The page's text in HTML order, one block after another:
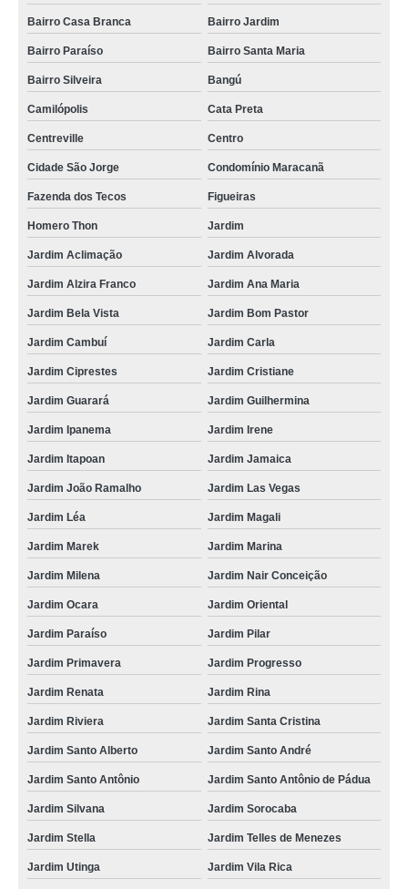
Bairro Casa Branca Bairro Jardim
Bairro Paraíso Bairro Santa Maria
Bairro Silveira Bangú
Camilópolis Cata Preta
Centreville Centro
Cidade São Jorge Condomínio Maracanã
Fazenda dos Tecos Figueiras
Homero Thon Jardim
Jardim Aclimação Jardim Alvorada
Jardim Alzira Franco Jardim Ana Maria
Jardim Bela Vista Jardim Bom Pastor
Jardim Cambuí Jardim Carla
Jardim Ciprestes Jardim Cristiane
Jardim Guarará Jardim Guilhermina
Jardim Ipanema Jardim Irene
Jardim Itapoan Jardim Jamaica
Jardim João Ramalho Jardim Las Vegas
Jardim Léa Jardim Magali
Jardim Marek Jardim Marina
Jardim Milena Jardim Nair Conceição
Jardim Ocara Jardim Oriental
Jardim Paraíso Jardim Pilar
Jardim Primavera Jardim Progresso
Jardim Renata Jardim Rina
Jardim Riviera Jardim Santa Cristina
Jardim Santo Alberto Jardim Santo André
Jardim Santo Antônio Jardim Santo Antônio de Pádua
Jardim Silvana Jardim Sorocaba
Jardim Stella Jardim Telles de Menezes
Jardim Utinga Jardim Vila Rica